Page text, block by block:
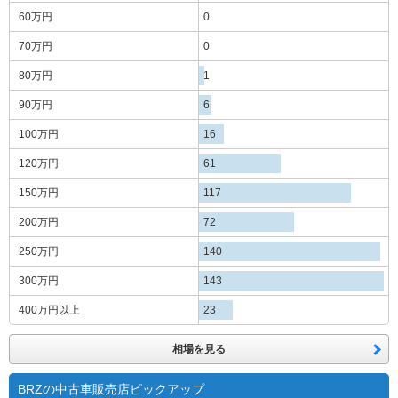
60万円
70万円
80万円
90万円
100万円
120万円
150万円
200万円
250万円
300万円
400万円 以上
0
0
1
6
16
61
117
72
140
143
23
相場を見る
BRZの中古車販売店ピックアップ